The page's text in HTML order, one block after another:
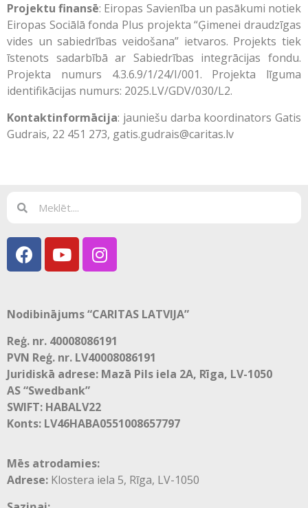
Projektu finansē: Eiropas Savienība un pasākumi notiek
Eiropas Sociālā fonda Plus projekta “Ģimenei draudzīgas
vides un sabiedrības veidošana” ietvaros. Projekts tiek
īstenots sadarbībā ar Sabiedrības integrācijas fondu.
Projekta numurs 4.3.6.9/1/24/I/001. Projekta līguma
identifikācijas numurs: 2025.LV/GDV/030/L2.
Kontaktinformācija: jauniešu darba koordinators Gatis
Gudrais, 22 451 273, gatis.gudrais@caritas.lv
Nodibinājums “CARITAS LATVIJA”
Reģ. nr. 40008086191
PVN Reģ. nr. LV40008086191
Juridiskā adrese: Mazā Pils iela 2A, Rīga, LV-1050
AS “Swedbank”
SWIFT: HABALV22
Konts: LV46HABA0551008657797
Mēs atrodamies:
Adrese: Klostera iela 5, Rīga, LV-1050